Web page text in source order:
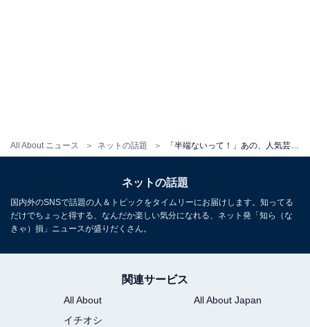
All About ニュース ネットの話題
ネットの話題
国内外のSNSで話題の人＆トピックをタイムリーにお届けします。知ってる
だけでちょっと得する、なんだか楽しい気分になれる、ネット発「知ら（な
きゃ）損」ニュースが盛りだくさん。
関連サービス
All About
All About Japan
イチオシ